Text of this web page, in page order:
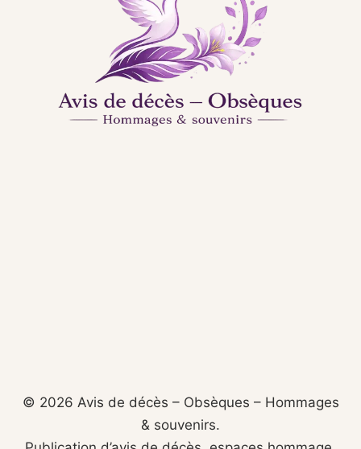
© 2026 Avis de décès – Obsèques – Hommages
& souvenirs.